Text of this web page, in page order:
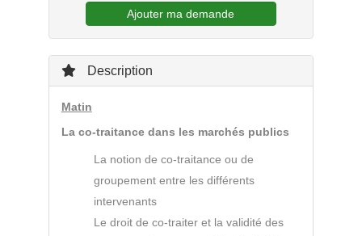
Ajouter ma demande
Description
Matin
La co-traitance dans les marchés publics
La notion de co-traitance ou de
groupement entre les différents
intervenants
Le droit de co-traiter et la validité des